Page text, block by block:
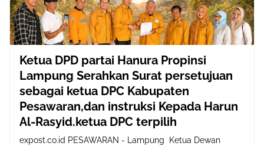
Ketua DPD partai Hanura Propinsi
Lampung Serahkan Surat persetujuan
sebagai ketua DPC Kabupaten
Pesawaran,dan instruksi Kepada Harun
Al-Rasyid.ketua DPC terpilih
expost.co.id PESAWARAN - Lampung Ketua Dewan